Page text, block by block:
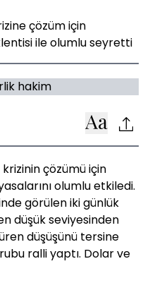
çözüm için
ile olumlu seyretti
çözümü için
olumlu etkiledi.
görülen iki günlük
en düşük seviyesinden
düşüşünü tersine
ralli yaptı. Dolar ve